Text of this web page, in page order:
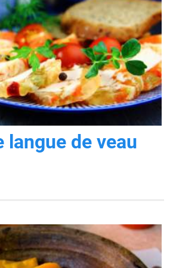
langue de veau